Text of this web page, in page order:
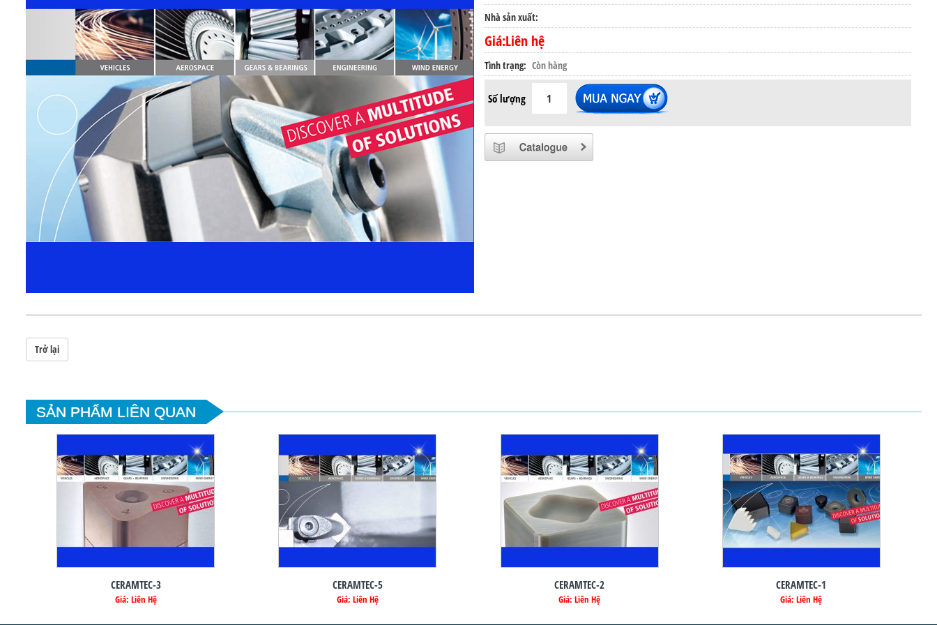
Nhà sản xuất
Giá:Liên hệ
Tình trạng Còn hàng
Số lượng
Thêm vào giỏ
Trở lại
SẢN PHẨM LIÊN QUAN
CERAMTEC-3
Giá: Liên Hệ
CERAMTEC-5
Giá: Liên Hệ
CERAMTEC-2
Giá: Liên Hệ
CERAMTEC-1
Giá: Liên Hệ